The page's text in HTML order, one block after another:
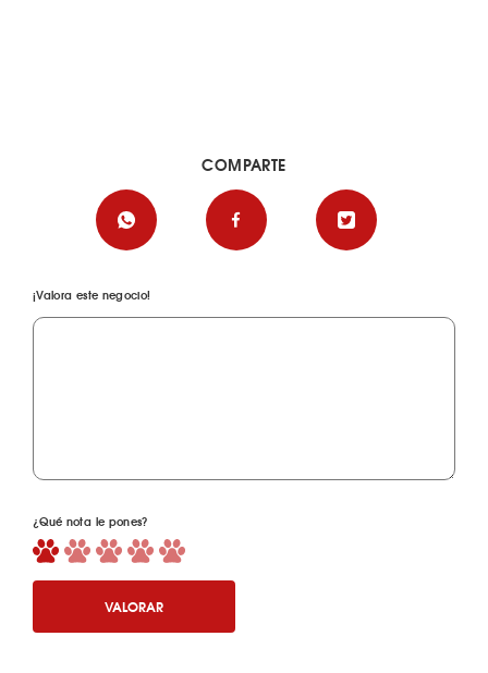
¡Valora este negocio!
¿Qué nota le pones?
VALORAR
COMPARTE